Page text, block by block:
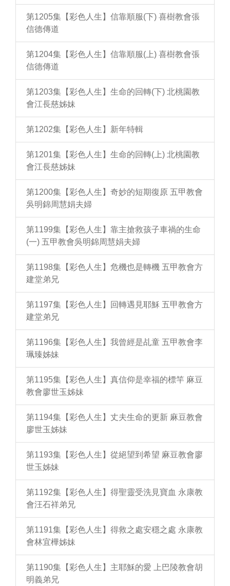
第1205集【彩色人生】信靠順服(下) 喜樹教會張
信德傳道
第1204集【彩色人生】信靠順服(上) 喜樹教會張
信德傳道
第1203集【彩色人生】生命的回轉(下) 北桃園教
會江長慈姊妹
第1202集【彩色人生】新年特輯
第1201集【彩色人生】生命的回轉(上) 北桃園教
會江長慈姊妹
第1200集【彩色人生】奇妙的短期復原 五甲教會
吳明錦周慧娟夫婦
第1199集【彩色人生】靠主搶救孩子車禍的生命
(一) 五甲教會吳明錦周慧娟夫婦
第1198集【彩色人生】危機也是轉機 五甲教會方
建堂弟兄
第1197集【彩色人生】回轉遇見耶穌 五甲教會方
建堂弟兄
第1196集【彩色人生】我曾經是乩童 五甲教會李
珮臻姊妹
第1195集【彩色人生】真信仰是幸福的標竿 麻豆
教會廖世玉姊妹
第1194集【彩色人生】丈夫生命的更新 麻豆教會
廖世玉姊妹
第1193集【彩色人生】從絕望到希望 麻豆教會廖
世玉姊妹
第1192集【彩色人生】得聖靈受洗見寶血 永康教
會汪石祥弟兄
第1191集【彩色人生】得救之處安穩之處 永康教
會林宜樺姊妹
第1190集【彩色人生】主耶穌的愛 上巴陵教會胡
明義弟兄